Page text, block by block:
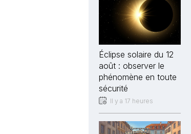
Éclipse solaire du 12
août : observer le
phénomène en toute
sécurité
Il y a 17 heures